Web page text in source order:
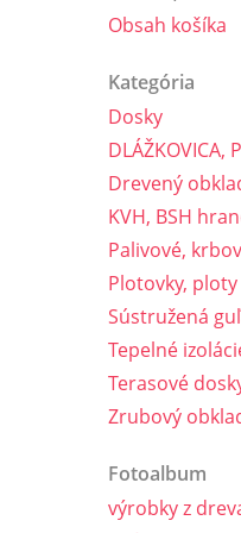
Obsah košíka
Kategória
Dosky
DLÁŽKOVICA,
Drevený
KVH, BSH
Palivové,
Plotovky, ploty
Sústružená
Tepelné
Terasové
Zrubový
Fotoalbum
výrobky z